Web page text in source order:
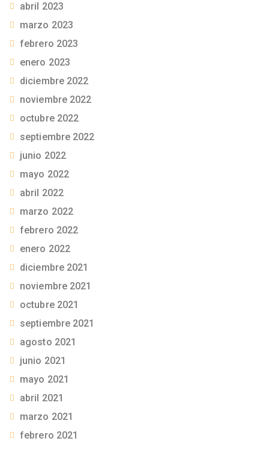
abril 2023
marzo 2023
febrero 2023
enero 2023
diciembre 2022
noviembre 2022
octubre 2022
septiembre 2022
junio 2022
mayo 2022
abril 2022
marzo 2022
febrero 2022
enero 2022
diciembre 2021
noviembre 2021
octubre 2021
septiembre 2021
agosto 2021
junio 2021
mayo 2021
abril 2021
marzo 2021
febrero 2021